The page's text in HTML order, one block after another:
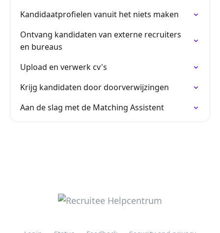
Kandidaatprofielen vanuit het niets maken
Ontvang kandidaten van externe recruiters
en bureaus
Upload en verwerk cv's
Krijg kandidaten door doorverwijzingen
Aan de slag met de Matching Assistent